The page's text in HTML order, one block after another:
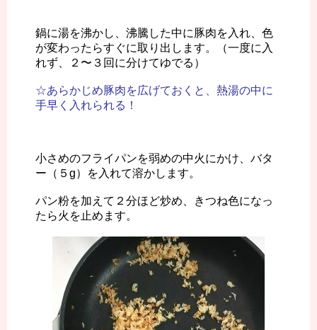
鍋に湯を沸かし、沸騰した中に豚肉を入れ、色
が変わったらすぐに取り出します。（一度に入
れず、２〜３回に分けてゆでる）
☆あらかじめ豚肉を広げておくと、熱湯の中に
手早く入れられる！
小さめのフライパンを弱めの中火にかけ、バタ
ー（５g）を入れて溶かします。
パン粉を加えて２分ほど炒め、きつね色になっ
たら火を止めます。